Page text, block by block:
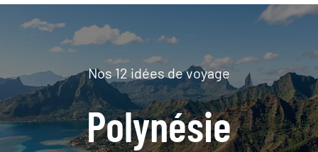
Nos 12 idées de voyage
Polynésie